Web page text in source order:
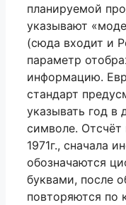
планируемой
указывают
(сюда входит и
параметр
информацию.
стандарт
указывать год в
символе. Отсчёт
1971г., сначала
обозначаются
буквами, после
повторяются по